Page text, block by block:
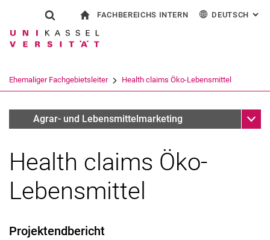
Springe direkt zu: Inhalt
Springe direkt zu: Suche
Springe direkt zu:
Suchformular
Suchbegriff
Suchen (öffnet externen Link in einem
FACHBEREICHS INTERN DEUTSCH :
Ehemaliger Fachgebietsleiter Health claims Öko-Lebensmittel
Forschungsschwerpunkte
Agrar- und Lebensmittelmarketing
Ehemaliger Fachgebietsleiter
Health claims Öko-
Lebensmittel
Projektendbericht